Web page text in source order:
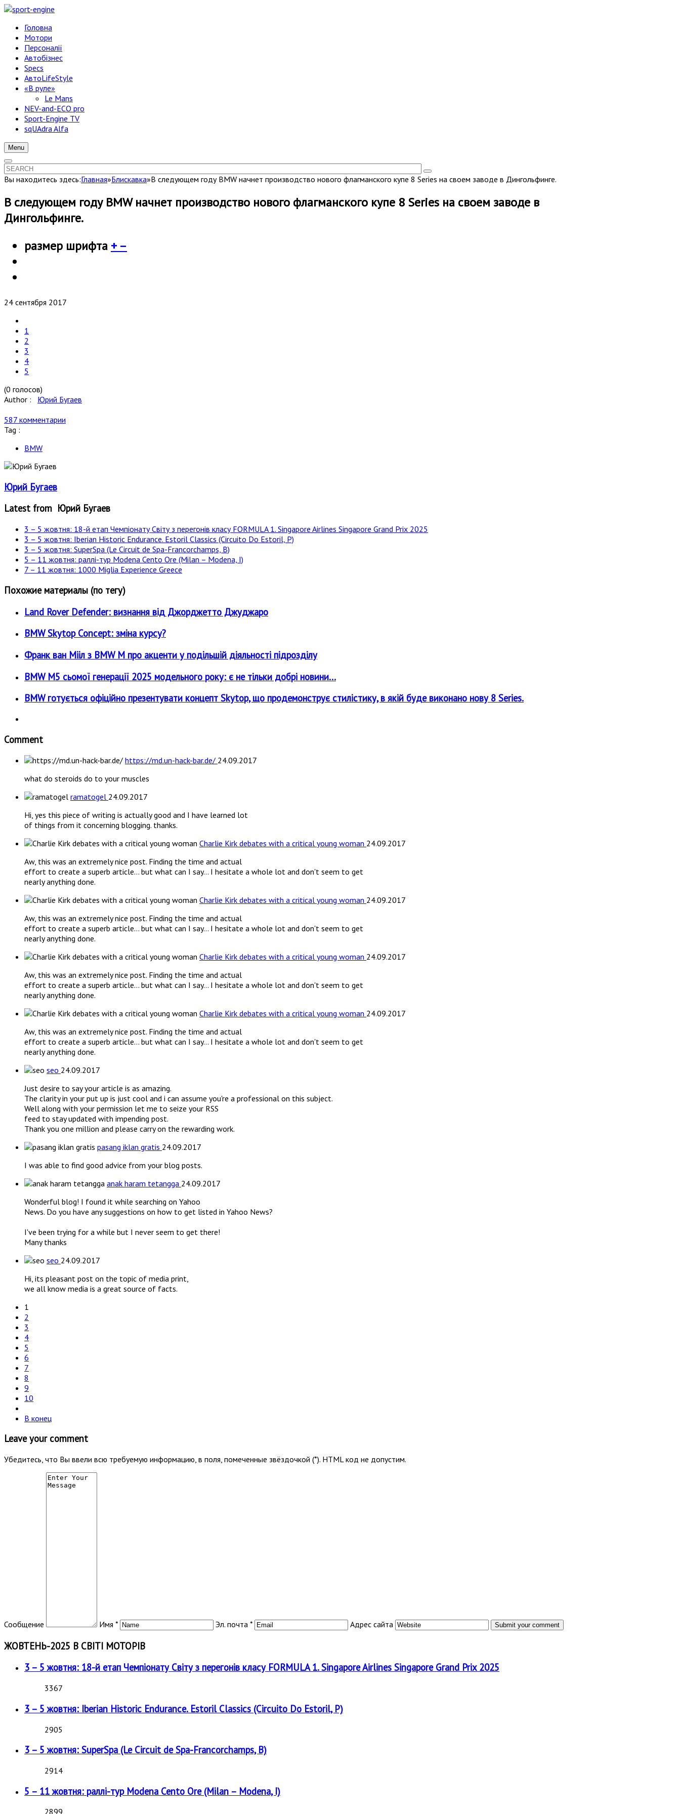
Головна
Мотори
Персоналії
Автобізнес
Specs
АвтоLifeStyle
«В руле»
Le Mans
NEV-and-ECO pro
Sport-Engine TV
sqUAdra Alfa
Menu
Вы находитесь здесь:Главная»Блискавка»В следующем году BMW начнет производство нового флагманского купе 8 Series на своем заводе в Дингольфинге.
В следующем году BMW начнет производство нового флагманского купе 8 Series на своем заводе в
Дингольфинге.
размер шрифта + –
24 сентября 2017
1
2
3
4
5
(0 голосов)
Author : Юрий Бугаев
587 комментарии
Tag :
BMW
Юрий Бугаев
Latest from Юрий Бугаев
3 – 5 жовтня: 18-й етап Чемпіонату Світу з перегонів класу FORMULA 1. Singapore Airlines Singapore Grand Prix 2025
3 – 5 жовтня: Iberian Historic Endurance. Estoril Classics (Circuito Do Estoril, P)
3 – 5 жовтня: SuperSpa (Le Circuit de Spa-Francorchamps, B)
5 – 11 жовтня: раллі-тур Modena Cento Ore (Milan – Modena, I)
7 – 11 жовтня: 1000 Miglia Experience Greece
Похожие материалы (по тегу)
Land Rover Defender: визнання від Джорджетто Джуджаро
BMW Skytop Concept: зміна курсу?
Франк ван Мііл з BMW M про акценти у подільшій діяльності підрозділу
BMW M5 сьомої генерації 2025 модельного року: є не тільки добрі новини...
BMW готується офіційно презентувати концепт Skytop, що продемонструє стилістику, в якій буде виконано нову 8 Series.
Comment
https://md.un-hack-bar.de/ 24.09.2017
what do steroids do to your muscles
ramatogel 24.09.2017
Hi, yes this piece of writing is actually good and I have learned lot
of things from it concerning blogging. thanks.
Charlie Kirk debates with a critical young woman 24.09.2017
Aw, this was an extremely nice post. Finding the time and actual
effort to create a superb article… but what can I say… I hesitate a whole lot and don't seem to get
nearly anything done.
Charlie Kirk debates with a critical young woman 24.09.2017
Aw, this was an extremely nice post. Finding the time and actual
effort to create a superb article… but what can I say… I hesitate a whole lot and don't seem to get
nearly anything done.
Charlie Kirk debates with a critical young woman 24.09.2017
Aw, this was an extremely nice post. Finding the time and actual
effort to create a superb article… but what can I say… I hesitate a whole lot and don't seem to get
nearly anything done.
Charlie Kirk debates with a critical young woman 24.09.2017
Aw, this was an extremely nice post. Finding the time and actual
effort to create a superb article… but what can I say… I hesitate a whole lot and don't seem to get
nearly anything done.
seo 24.09.2017
Just desire to say your article is as amazing.
The clarity in your put up is just cool and i can assume you're a professional on this subject.
Well along with your permission let me to seize your RSS
feed to stay updated with impending post.
Thank you one million and please carry on the rewarding work.
pasang iklan gratis 24.09.2017
I was able to find good advice from your blog posts.
anak haram tetangga 24.09.2017
Wonderful blog! I found it while searching on Yahoo
News. Do you have any suggestions on how to get listed in Yahoo News?
I've been trying for a while but I never seem to get there!
Many thanks
seo 24.09.2017
Hi, its pleasant post on the topic of media print,
we all know media is a great source of facts.
1
2
3
4
5
6
7
8
9
10
В конец
Leave your comment
Убедитесь, что Вы ввели всю требуемую информацию, в поля, помеченные звёздочкой (*). HTML код не допустим.
Сообщение Имя * Эл. почта * Адрес сайта
ЖОВТЕНЬ-2025 В СВІТІ МОТОРІВ
3 – 5 жовтня: 18-й етап Чемпіонату Світу з перегонів класу FORMULA 1. Singapore Airlines Singapore Grand Prix 2025
3367
3 – 5 жовтня: Iberian Historic Endurance. Estoril Classics (Circuito Do Estoril, P)
2905
3 – 5 жовтня: SuperSpa (Le Circuit de Spa-Francorchamps, B)
2914
5 – 11 жовтня: раллі-тур Modena Cento Ore (Milan – Modena, I)
2899